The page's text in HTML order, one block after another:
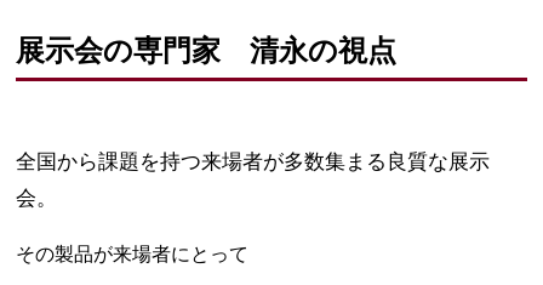
展示会の専門家 清永の視点
全国から課題を持つ来場者が多数集まる良質な展示
会。
その製品が来場者にとって